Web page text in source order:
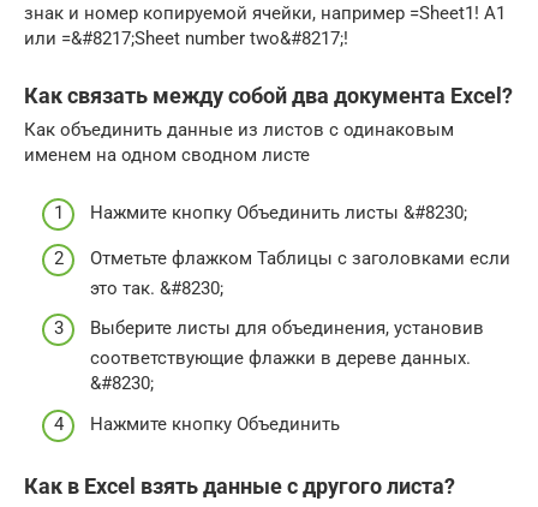
знак и номер копируемой ячейки, например =Sheet1! A1
или =&#8217;Sheet number two&#8217;!
Как связать между собой два документа Excel?
Как объединить данные из листов c одинаковым
именем на одном сводном листе
Нажмите кнопку Объединить листы &#8230;
Отметьте флажком Таблицы с заголовками если
это так. &#8230;
Выберите листы для объединения, установив
соответствующие флажки в дереве данных.
&#8230;
Нажмите кнопку Объединить
Как в Excel взять данные с другого листа?